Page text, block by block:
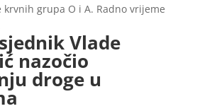
grupa O i A. Radno vrijeme
Vlade
nazočio
droge u